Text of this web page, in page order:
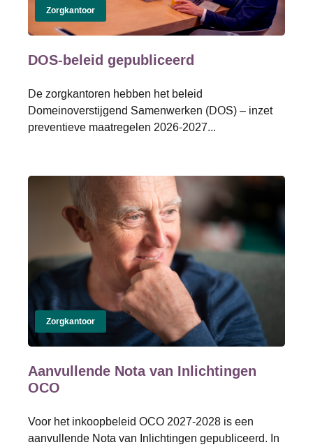
Zorgkantoor
DOS-beleid gepubliceerd
De zorgkantoren hebben het beleid
Domeinoverstijgend Samenwerken (DOS) – inzet
preventieve maatregelen 2026-2027...
Zorgkantoor
Aanvullende Nota van Inlichtingen
OCO
Voor het inkoopbeleid OCO 2027-2028 is een
aanvullende Nota van Inlichtingen gepubliceerd. In